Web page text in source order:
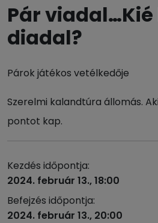
Pár viadal…Kié
diadal?
Párok játékos vetélkedője
Szerelmi kalandtúra állomás.
pontot kap.
Kezdés időpontja:
2024. február 13., 18:00
Befejzés időpontja:
2024. február 13., 20:00